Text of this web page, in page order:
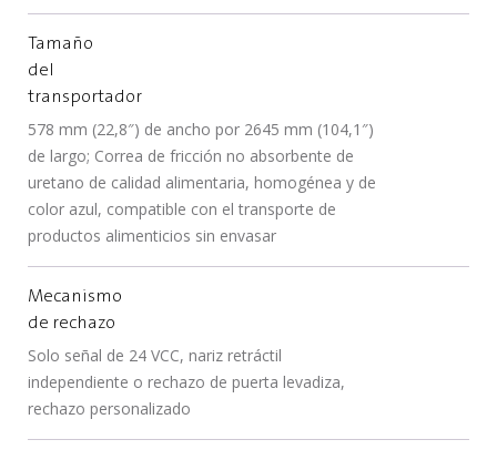
Tamaño
del
transportador
578 mm (22,8″) de ancho por 2645 mm (104,1″)
de largo; Correa de fricción no absorbente de
uretano de calidad alimentaria, homogénea y de
color azul, compatible con el transporte de
productos alimenticios sin envasar
Mecanismo
de rechazo
Solo señal de 24 VCC, nariz retráctil
independiente o rechazo de puerta levadiza,
rechazo personalizado